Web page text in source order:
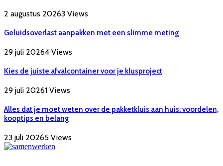
2 augustus 20263 Views
Geluidsoverlast aanpakken met een slimme meting
29 juli 20264 Views
Kies de juiste afvalcontainer voor je klusproject
29 juli 20261 Views
Alles dat je moet weten over de pakketkluis aan huis: voordelen,
kooptips en belang
23 juli 20265 Views